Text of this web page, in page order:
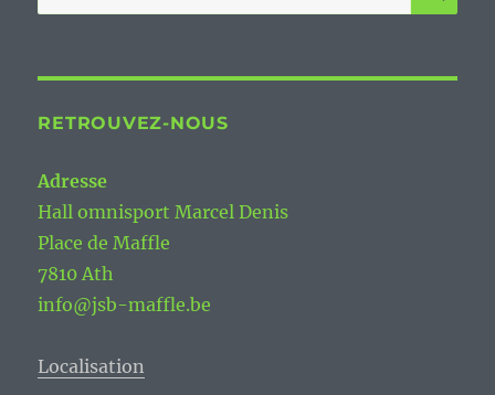
pour :
RETROUVEZ-NOUS
Adresse
Hall omnisport Marcel Denis
Place de Maffle
7810 Ath
info@jsb-maffle.be
Localisation